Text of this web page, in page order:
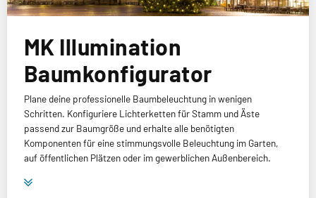
MK Illumination
Baumkonfigurator
Plane deine professionelle Baumbeleuchtung in wenigen
Schritten. Konfiguriere Lichterketten für Stamm und Äste
passend zur Baumgröße und erhalte alle benötigten
Komponenten für eine stimmungsvolle Beleuchtung im Garten,
auf öffentlichen Plätzen oder im gewerblichen Außenbereich.